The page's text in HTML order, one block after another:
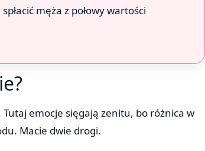
męża z połowy wartości
emocje sięgają zenitu, bo różnica w
Macie dwie drogi.